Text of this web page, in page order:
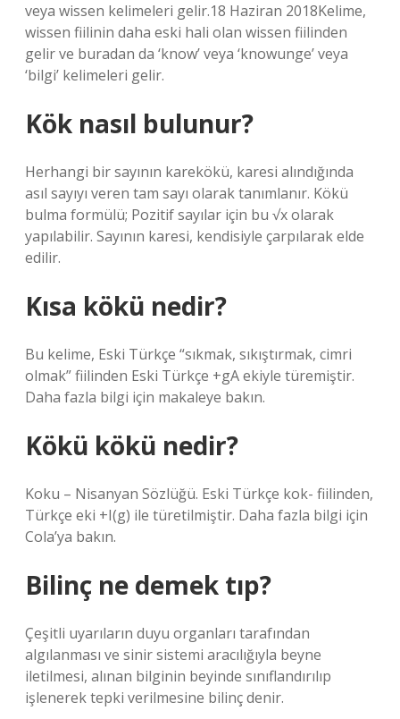
veya wissen kelimeleri gelir.18 Haziran 2018Kelime,
wissen fiilinin daha eski hali olan wissen fiilinden
gelir ve buradan da ‘know’ veya ‘knowunge’ veya
‘bilgi’ kelimeleri gelir.
Kök nasıl bulunur?
Herhangi bir sayının karekökü, karesi alındığında
asıl sayıyı veren tam sayı olarak tanımlanır. Kökü
bulma formülü; Pozitif sayılar için bu √x olarak
yapılabilir. Sayının karesi, kendisiyle çarpılarak elde
edilir.
Kısa kökü nedir?
Bu kelime, Eski Türkçe “sıkmak, sıkıştırmak, cimri
olmak” fiilinden Eski Türkçe +gA ekiyle türemiştir.
Daha fazla bilgi için makaleye bakın.
Kökü kökü nedir?
Koku – Nisanyan Sözlüğü. Eski Türkçe kok- fiilinden,
Türkçe eki +I(g) ile türetilmiştir. Daha fazla bilgi için
Cola’ya bakın.
Bilinç ne demek tıp?
Çeşitli uyarıların duyu organları tarafından
algılanması ve sinir sistemi aracılığıyla beyne
iletilmesi, alınan bilginin beyinde sınıflandırılıp
işlenerek tepki verilmesine bilinç denir.